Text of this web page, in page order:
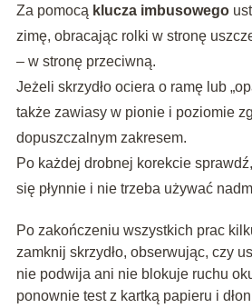
Za pomocą klucza imbusowego
zimę, obracając rolki w stronę
– w stronę przeciwną.
Jeżeli skrzydło ociera o ramę lub
także zawiasy w pionie i poziomie
dopuszczalnym zakresem.
Po każdej drobnej korekcie
się płynnie i nie trzeba używać
Po zakończeniu wszystkich prac
zamknij skrzydło, obserwując, czy
nie podwija ani nie blokuje ruchu
ponownie test z kartką papieru i